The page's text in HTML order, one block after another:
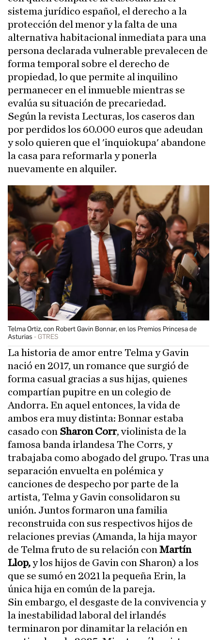
sistema jurídico español, el derecho a la
protección del menor y la falta de una
alternativa habitacional inmediata para una
persona declarada vulnerable prevalecen de
forma temporal sobre el derecho de
propiedad, lo que permite al inquilino
permanecer en el inmueble mientras se
evalúa su situación de precariedad.
Según la revista Lecturas, los caseros dan
por perdidos los 60.000 euros que adeudan
y solo quieren que el 'inquiokupa' abandone
la casa para reformarla y ponerla
nuevamente en alquiler.
Telma Ortiz, con Robert Gavin Bonnar, en los Premios Princesa de
Asturias
GTRES
La historia de amor entre Telma y Gavin
nació en 2017, un romance que surgió de
forma casual gracias a sus hijas, quienes
compartían pupitre en un colegio de
Andorra. En aquel entonces, la vida de
ambos era muy distinta: Bonnar estaba
casado con Sharon Corr, violinista de la
famosa banda irlandesa The Corrs, y
trabajaba como abogado del grupo. Tras una
separación envuelta en polémica y
canciones de despecho por parte de la
artista, Telma y Gavin consolidaron su
unión. Juntos formaron una familia
reconstruida con sus respectivos hijos de
relaciones previas (Amanda, la hija mayor
de Telma fruto de su relación con Martín
Llop,y los hijos de Gavin con Sharon) a los
que se sumó en 2021 la pequeña Erin, la
única hija en común de la pareja.
Sin embargo, el desgaste de la convivencia y
la inestabilidad laboral del irlandés
terminaron por dinamitar la relación en